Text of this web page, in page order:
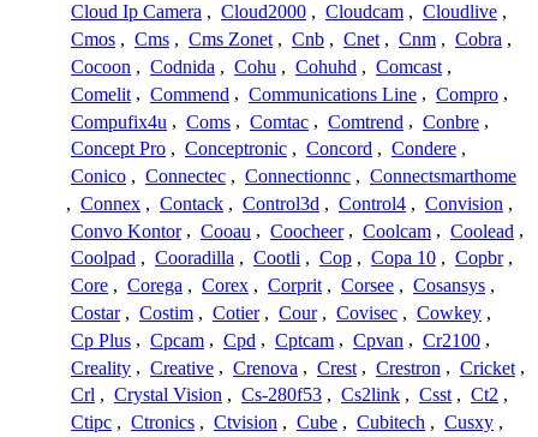
Cloud Ip Camera , Cloud2000 , Cloudcam , Cloudlive ,
Cmos , Cms , Cms Zonet , Cnb , Cnet , Cnm , Cobra ,
Cocoon , Codnida , Cohu , Cohuhd , Comcast ,
Comelit , Commend , Communications Line , Compro ,
Compufix4u , Coms , Comtac , Comtrend , Conbre ,
Concept Pro , Conceptronic , Concord , Condere ,
Conico , Connectec , Connectionnc , Connectsmarthome
, Connex , Contack , Control3d , Control4 , Convision ,
Convo Kontor , Cooau , Coocheer , Coolcam , Coolead ,
Coolpad , Cooradilla , Cootli , Cop , Copa 10 , Copbr ,
Core , Corega , Corex , Corprit , Corsee , Cosansys ,
Costar , Costim , Cotier , Cour , Covisec , Cowkey ,
Cp Plus , Cpcam , Cpd , Cptcam , Cpvan , Cr2100 ,
Creality , Creative , Crenova , Crest , Crestron , Cricket ,
Crl , Crystal Vision , Cs-280f53 , Cs2link , Csst , Ct2 ,
Ctipc , Ctronics , Ctvision , Cube , Cubitech , Cusxy ,